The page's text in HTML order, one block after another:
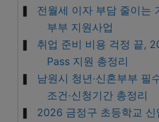
전월세 이자 부담 줄이는
부부 지원사업
취업 준비 비용 걱정 끝,
Pass 지원 총정리
남원시 청년·신혼부부 필
조건·신청기간 총정리
2026 금정구 초등학교 신